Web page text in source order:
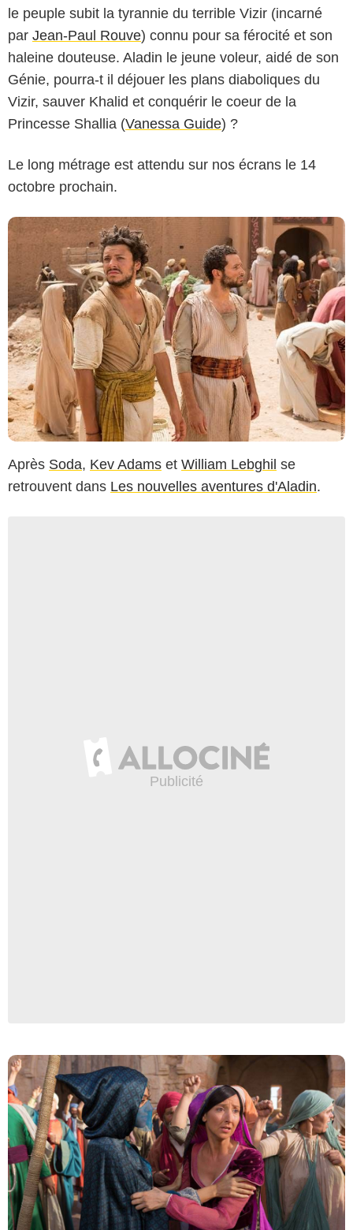
le peuple subit la tyrannie du terrible Vizir (incarné
par Jean-Paul Rouve) connu pour sa férocité et son
haleine douteuse. Aladin le jeune voleur, aidé de son
Génie, pourra-t il déjouer les plans diaboliques du
Vizir, sauver Khalid et conquérir le coeur de la
Princesse Shallia (Vanessa Guide) ?
Le long métrage est attendu sur nos écrans le 14
octobre prochain.
Après Soda, Kev Adams et William Lebghil se
retrouvent dans Les nouvelles aventures d'Aladin.